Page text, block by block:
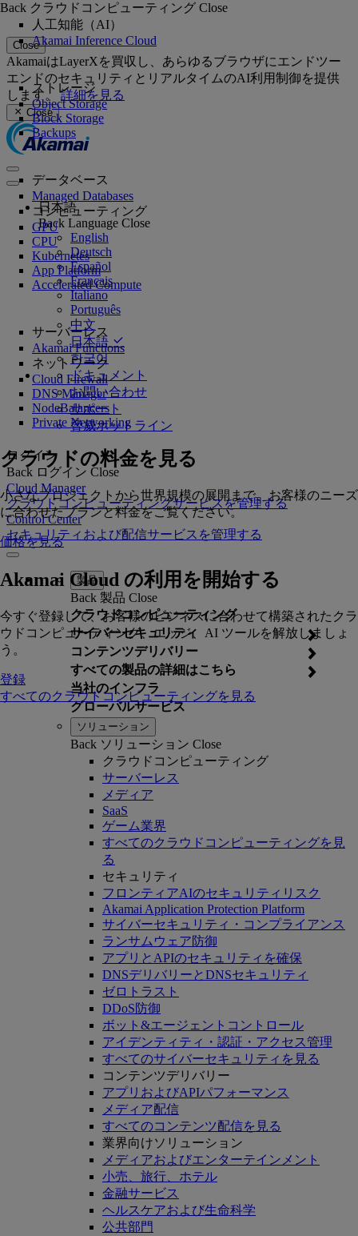
Close
AkamaiはLayerXを買収し、あらゆるブラウザにエンドツー
エンドのセキュリティとリアルタイムのAI利用制御を提供
します。詳細を見る
Close
日本語
Back Language Close
English
Deutsch
Español
Français
Italiano
Português
中文
日本語
한국어
ドキュメント
お問い合わせ
サポート
脅威ホットライン
ログイン
Back ログイン Close
Cloud Manager
クラウドコンピューティングサービスを管理する
Control Center
セキュリティおよび配信サービスを管理する
製品
Back 製品 Close
クラウドコンピューティング
サイバーセキュリティ
コンテンツデリバリー
すべての製品の詳細はこちら
当社のインフラ
グローバルサービス
Back クラウドコンピューティング Close
人工知能（AI）
Akamai Inference Cloud
ストレージ
Object Storage
Block Storage
Backups
データベース
Managed Databases
コンピューティング
GPU
CPU
Kubernetes
App Platform
Accelerated Compute
サーバーレス
Akamai Functions
ネットワーク
Cloud Firewall
DNS Manager
NodeBalancers
Private Networking
クラウドの料金を見る
小さなプロジェクトから世界規模の展開まで、お客様のニーズ
に合わせたプランと料金をご覧ください。
価格を見る
Akamai Cloud の利用を開始する
今すぐ登録して、お客様のビジネスに合わせて構築されたクラ
ウドコンピューティング、エッジ、AI ツールを解放しましょ
う。
登録
すべてのクラウドコンピューティングを見る
ソリューション
Back ソリューション Close
クラウドコンピューティング
サーバーレス
メディア
SaaS
ゲーム業界
すべてのクラウドコンピューティングを見
る
セキュリティ
フロンティアAIのセキュリティリスク
Akamai Application Protection Platform
サイバーセキュリティ・コンプライアンス
ランサムウェア防御
アプリとAPIのセキュリティを確保
DNSデリバリーとDNSセキュリティ
ゼロトラスト
DDoS防御
ボット&エージェントコントロール
アイデンティティ・認証・アクセス管理
すべてのサイバーセキュリティを見る
コンテンツデリバリー
アプリおよびAPIパフォーマンス
メディア配信
すべてのコンテンツ配信を見る
業界向けソリューション
メディアおよびエンターテインメント
小売、旅行、ホテル
金融サービス
ヘルスケアおよび生命科学
公共部門